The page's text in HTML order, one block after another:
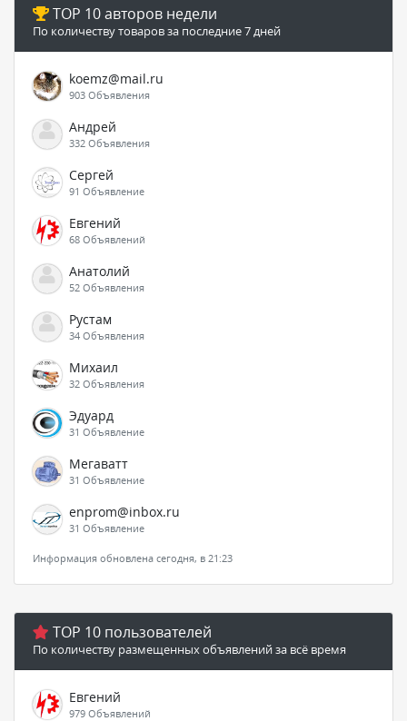
TOP 10 авторов недели
По количеству товаров за последние 7 дней
koemz@mail.ru
903 Объявления
Андрей
332 Объявления
Сергей
91 Объявление
Евгений
68 Объявлений
Анатолий
52 Объявления
Рустам
34 Объявления
Михаил
32 Объявления
Эдуард
31 Объявление
Мегаватт
31 Объявление
enprom@inbox.ru
31 Объявление
Информация обновлена сегодня, в 21:23
TOP 10 пользователей
По количеству размещенных объявлений за всё время
Евгений
979 Объявлений